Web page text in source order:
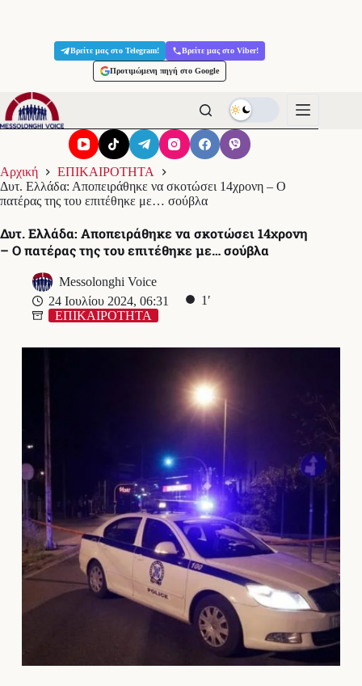
Βρείτε μας στο Telegram! Βρείτε μας στο Viber!
Προτιμώμενη πηγή στο Google
Αρχική
ΕΠΙΚΑΙΡΟΤΗΤΑ
Δυτ. Ελλάδα: Αποπειράθηκε να σκοτώσει 14χρονη – Ο
πατέρας της του επιτέθηκε με… σούβλα
Δυτ. Ελλάδα: Αποπειράθηκε να σκοτώσει 14χρονη
– Ο πατέρας της του επιτέθηκε με… σούβλα
Messolonghi Voice
24 Ιουλίου 2024, 06:31
1′
ΕΠΙΚΑΙΡΟΤΗΤΑ